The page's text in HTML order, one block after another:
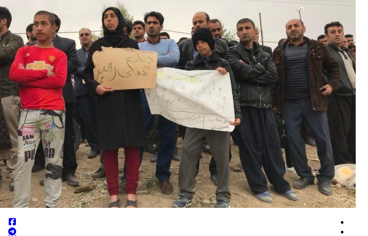
پزشکیان: از هر تصمیم رهبران فلسطینی در روند مذاکرات حمایت می‌کنیم
کشته و زخمی‌ شدن نظامیان صهیونیست در مجدل زون
ادعای آمریکا درباره لغو بخشی از تحریم‌های مرتبط با ایران